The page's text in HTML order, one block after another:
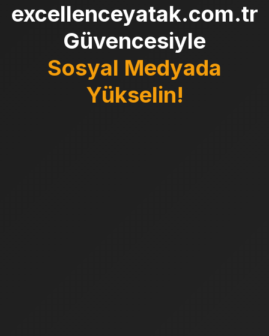
excellenceyatak.com.tr
Güvencesiyle
Sosyal Medyada
Yükselin!